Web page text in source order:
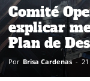
Comité
explicar
Plan de
Por Brisa Cardenas -